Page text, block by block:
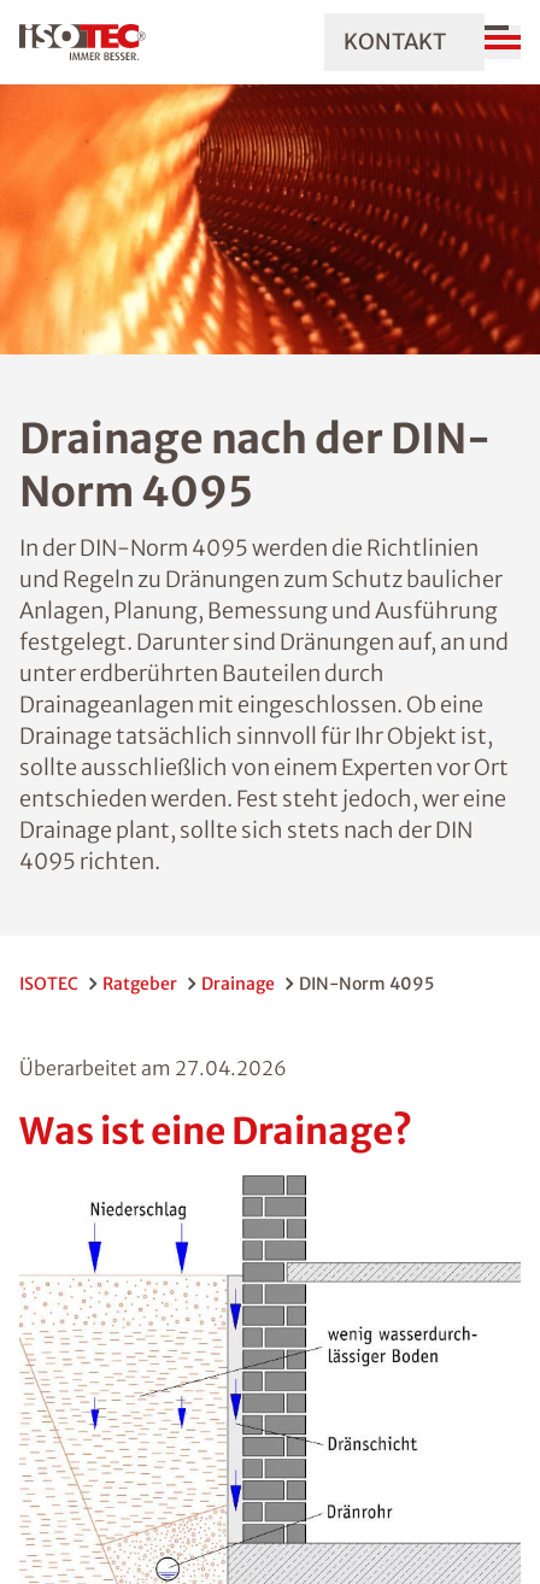
KONTAKT
Drainage nach der DIN-
Norm 4095
In der DIN-Norm 4095 werden die Richtlinien
und Regeln zu Dränungen zum Schutz baulicher
Anlagen, Planung, Bemessung und Ausführung
festgelegt. Darunter sind Dränungen auf, an und
unter erdberührten Bauteilen durch
Drainageanlagen mit eingeschlossen. Ob eine
Drainage tatsächlich sinnvoll für Ihr Objekt ist,
sollte ausschließlich von einem Experten vor Ort
entschieden werden. Fest steht jedoch, wer eine
Drainage plant, sollte sich stets nach der DIN
4095 richten.
ISOTEC Ratgeber Drainage DIN-Norm 4095
Überarbeitet am 27.04.2026
Was ist eine Drainage?